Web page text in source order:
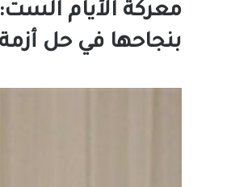
معركة الأيام
بنجاحها في حل